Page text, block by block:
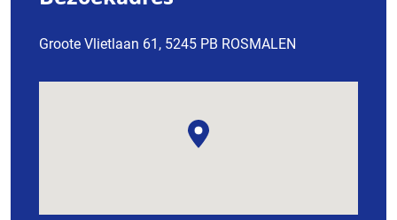
Groote Vlietlaan 61, 5245 PB ROSMALEN